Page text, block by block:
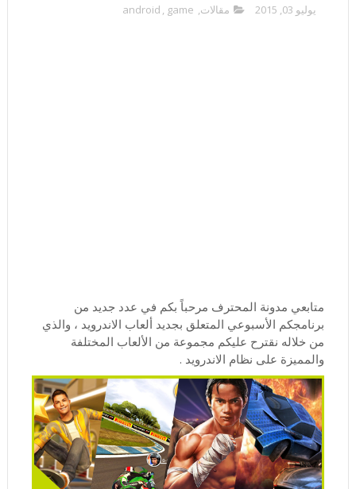
يوليو 03, 2015 مقالات,
android , game
متابعي مدونة المحترف مرحباً بكم في عدد جديد من
برنامجكم الأسبوعي المتعلق بجديد ألعاب الاندرويد ، والذي
من خلاله نقترح عليكم مجموعة من الألعاب المختلفة
والمميزة على نظام الاندرويد .